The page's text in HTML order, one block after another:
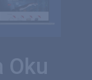
Oku